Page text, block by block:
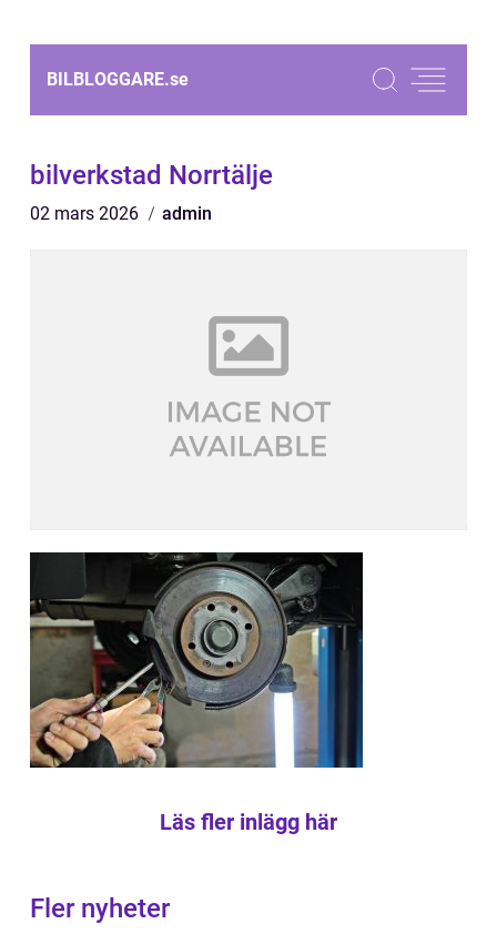
BILBLOGGARE.se
bilverkstad Norrtälje
02 mars 2026 admin
Läs fler inlägg här
Fler nyheter